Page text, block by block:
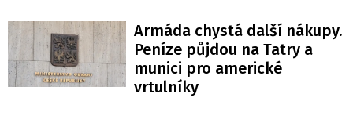
Armáda chystá další nákupy.
Peníze půjdou na Tatry a
munici pro americké
vrtulníky